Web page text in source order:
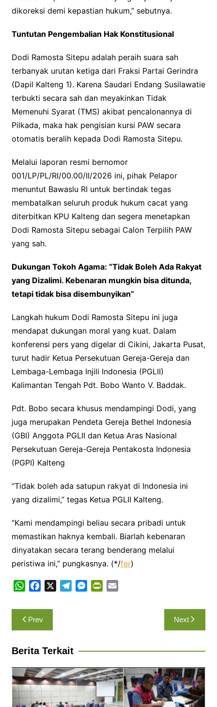
dikoreksi demi kepastian hukum,” sebutnya.
Tuntutan Pengembalian Hak Konstitusional
Dodi Ramosta Sitepu adalah peraih suara sah
terbanyak urutan ketiga dari Fraksi Partai Gerindra
(Dapil Kalteng 1). Karena Saudari Endang Susilawatie
terbukti secara sah dan meyakinkan Tidak
Memenuhi Syarat (TMS) akibat pencalonannya di
Pilkada, maka hak pengisian kursi PAW secara
otomatis beralih kepada Dodi Ramosta Sitepu.
Melalui laporan resmi bernomor
001/LP/PL/RI/00.00/II/2026 ini, pihak Pelapor
menuntut Bawaslu RI untuk bertindak tegas
membatalkan seluruh produk hukum cacat yang
diterbitkan KPU Kalteng dan segera menetapkan
Dodi Ramosta Sitepu sebagai Calon Terpilih PAW
yang sah.
Dukungan Tokoh Agama: “Tidak Boleh Ada Rakyat
yang Dizalimi. Kebenaran mungkin bisa ditunda,
tetapi tidak bisa disembunyikan”
Langkah hukum Dodi Ramosta Sitepu ini juga
mendapat dukungan moral yang kuat. Dalam
konferensi pers yang digelar di Cikini, Jakarta Pusat,
turut hadir Ketua Persekutuan Gereja-Gereja dan
Lembaga-Lembaga Injili Indonesia (PGLII)
Kalimantan Tengah Pdt. Bobo Wanto V. Baddak.
Pdt. Bobo secara khusus mendampingi Dodi, yang
juga merupakan Pendeta Gereja Bethel Indonesia
(GBI) Anggota PGLII dan Ketua Aras Nasional
Persekutuan Gereja-Gereja Pentakosta Indonesia
(PGPI) Kalteng
“Tidak boleh ada satupun rakyat di Indonesia ini
yang dizalimi,” tegas Ketua PGLII Kalteng.
“Kami mendampingi beliau secara pribadi untuk
memastikan haknya kembali. Biarlah kebenaran
dinyatakan secara terang benderang melalui
peristiwa ini,” pungkasnya. (*/fer)
W
a
t
s
p
p
c
e
b
o
k
a
m
M
e
r
i
e
d
Navigasi
pos
Prev Next
Berita Terkait